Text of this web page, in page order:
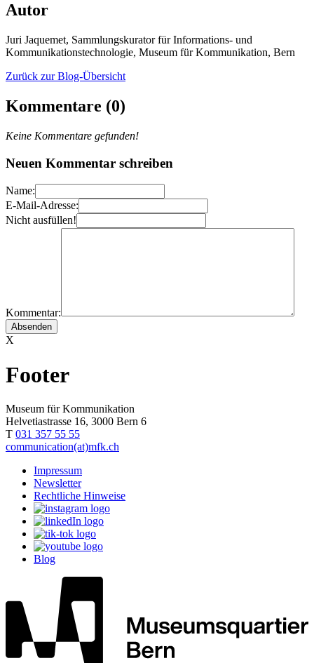
Autor
Juri Jaquemet, Sammlungskurator für Informations- und
Kommunikationstechnologie, Museum für Kommunikation, Bern
Zurück zur Blog-Übersicht
Kommentare (0)
Keine Kommentare gefunden!
Neuen Kommentar schreiben
Name:
E-Mail-Adresse:
Nicht ausfüllen!
Kommentar:
X
Footer
Museum für Kommunikation
Helvetiastrasse 16, 3000 Bern 6
T 031 357 55 55
communication(at)mfk.ch
Impressum
Newsletter
Rechtliche Hinweise
Blog